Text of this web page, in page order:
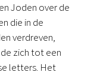
Joden over de
die in de
verdreven,
zich tot een
letters. Het